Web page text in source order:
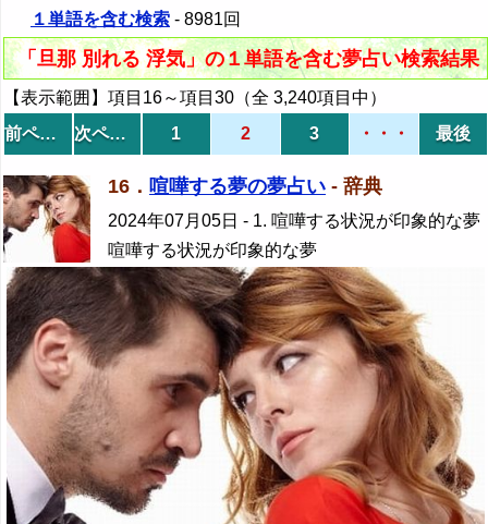
１単語を含む検索 - 8981回
「旦那 別れる 浮気」の１単語を含む夢占い検索結果
【表示範囲】項目16～項目30（全 3,240項目中）
前ページ
次ページ 1 2 3 ・・・ 最後
16． 喧嘩する夢の夢占い - 辞典
2024年07月05日 - 1. 喧嘩する状況が印象的な夢
喧嘩する状況が印象的な夢